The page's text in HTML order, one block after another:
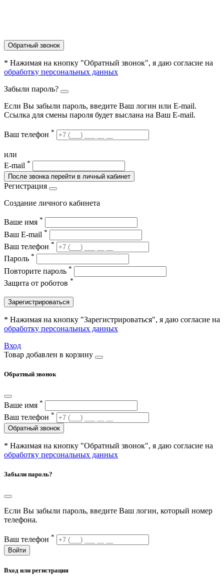
Обратный звонок
* Нажимая на кнопку "Обратный звонок", я даю согласие на
обработку персональных данных
Забыли пароль?
Если Вы забыли пароль, введите Ваш логин или Е-mail.
Ссылка для смены пароля будет выслана на Ваш E-mail.
Ваш телефон *
или
E-mail *
После звонка перейти в личный кабинет
Регистрация
Создание личного кабинета
Ваше имя *
Ваш E-mail *
Ваш телефон *
Пароль *
Повторите пароль *
Защита от роботов *
Зарегистрироваться
* Нажимая на кнопку "Зарегистрироваться", я даю согласие на
обработку персональных данных
Вход
Товар добавлен в корзину
Обратный звонок
Ваше имя *
Ваш телефон *
Обратный звонок
* Нажимая на кнопку "Обратный звонок", я даю согласие на
обработку персональных данных
Забыли пароль?
Если Вы забыли пароль, введите Ваш логин, который номер
телефона.
Ваш телефон *
Войти
Вход или регистрация